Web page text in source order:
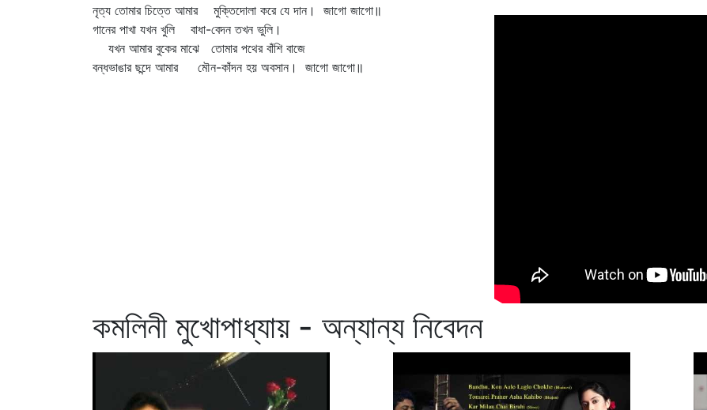
নৃত্য তোমার চিত্তে আমার মুক্তিদোলা করে যে দান। জাগো জাগো॥
গানের পাখা যখন খুলি বাধা-বেদন তখন ভুলি।
যখন আমার বুকের মাঝে তোমার পথের বাঁশি বাজে
বন্ধভাঙার ছন্দে আমার মৌন-কাঁদন হয় অবসান। জাগো জাগো॥
কমলিনী মুখোপাধ্যায় - অন্যান্য নিবেদন